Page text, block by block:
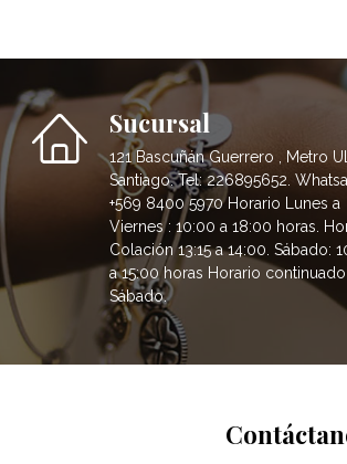
Sucursal
121 Bascuñán Guerrero , Metro
Santiago. Tel: 226895652.
+569 8400 5970 Horario Lunes a
Viernes : 10:00 a 18:00 horas.
Colación 13:15 a 14:00. Sábado:
a 15:00 horas Horario
Sábado.